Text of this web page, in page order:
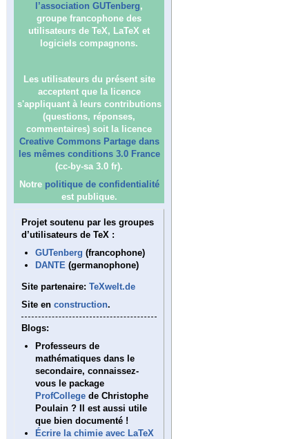
l’association GUTenberg,
groupe francophone des
utilisateurs de TeX, LaTeX et
logiciels compagnons.
Les utilisateurs du présent site
acceptent que la licence
s'appliquant à leurs contributions
(questions, réponses,
commentaires) soit la licence
Creative Commons Partage dans
les mêmes conditions 3.0 France
(cc-by-sa 3.0 fr).
Notre politique de confidentialité
est publique.
Projet soutenu par les groupes
d’utilisateurs de TeX :
GUTenberg (francophone)
DANTE (germanophone)
Site partenaire: TeXwelt.de
Site en construction.
Blogs:
Professeurs de
mathématiques dans le
secondaire, connaissez-
vous le package
ProfCollege de Christophe
Poulain ? Il est aussi utile
que bien documenté !
Écrire la chimie avec LaTeX